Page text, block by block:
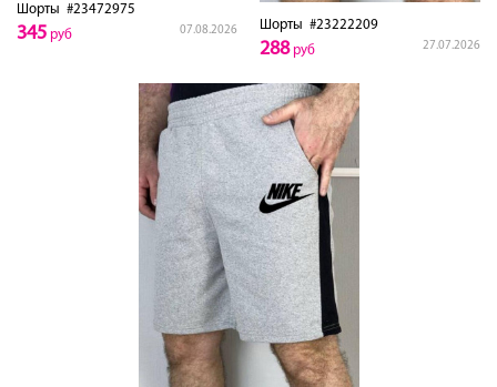
Шорты #23472975
07.08.2026
345 руб
Шорты #23222209
27.07.2026
288руб